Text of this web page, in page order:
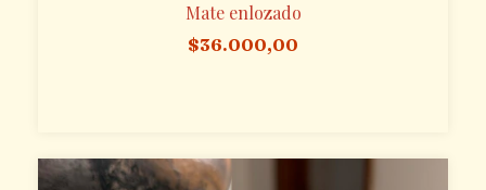
Mate enlozado
$36.000,00